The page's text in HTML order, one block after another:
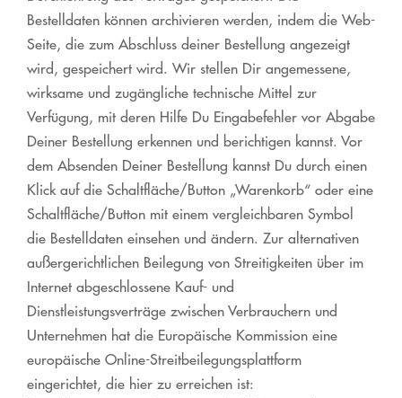
Bestelldaten können archivieren werden, indem die Web-
Seite, die zum Abschluss deiner Bestellung angezeigt
wird, gespeichert wird. Wir stellen Dir angemessene,
wirksame und zugängliche technische Mittel zur
Verfügung, mit deren Hilfe Du Eingabefehler vor Abgabe
Deiner Bestellung erkennen und berichtigen kannst. Vor
dem Absenden Deiner Bestellung kannst Du durch einen
Klick auf die Schaltfläche/Button „Warenkorb“ oder eine
Schaltfläche/Button mit einem vergleichbaren Symbol
die Bestelldaten einsehen und ändern. Zur alternativen
außergerichtlichen Beilegung von Streitigkeiten über im
Internet abgeschlossene Kauf- und
Dienstleistungsverträge zwischen Verbrauchern und
Unternehmen hat die Europäische Kommission eine
europäische Online-Streitbeilegungsplattform
eingerichtet, die hier zu erreichen ist: